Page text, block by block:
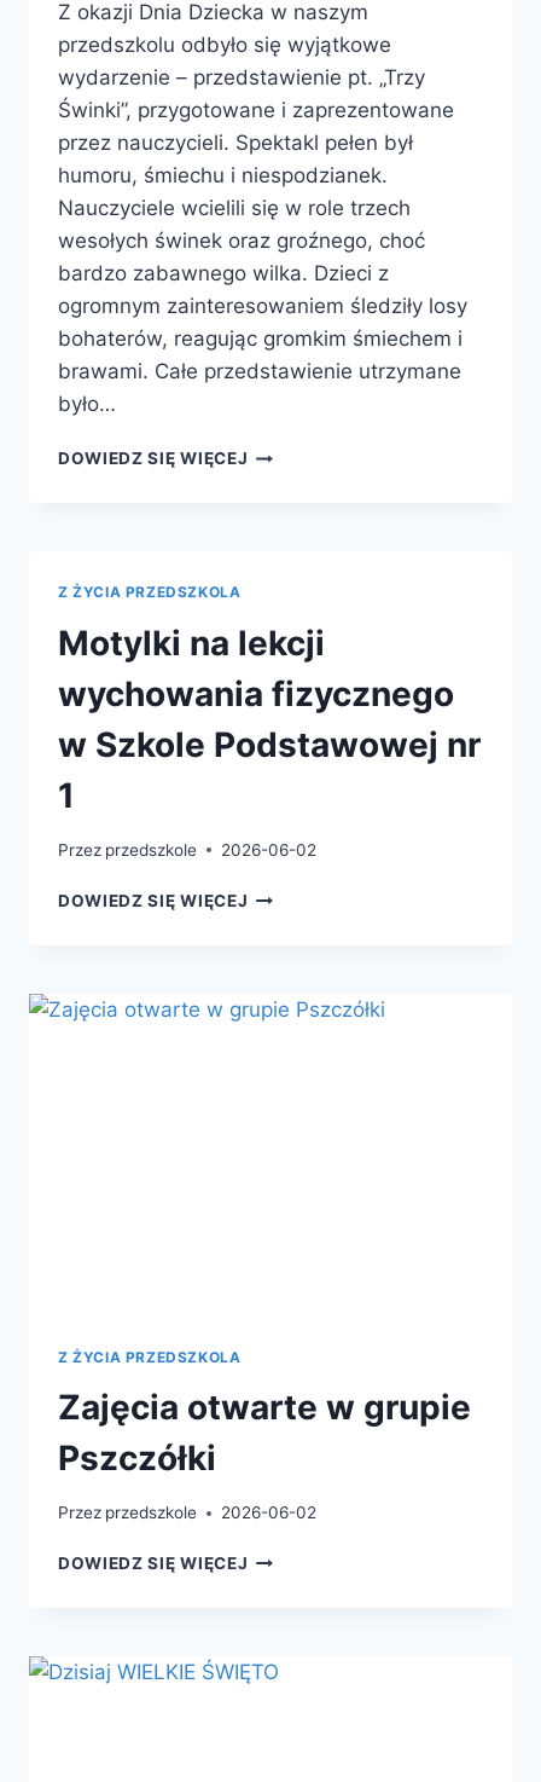
Z okazji Dnia Dziecka w naszym
przedszkolu odbyło się wyjątkowe
wydarzenie – przedstawienie pt. „Trzy
Świnki”, przygotowane i zaprezentowane
przez nauczycieli. Spektakl pełen był
humoru, śmiechu i niespodzianek.
Nauczyciele wcielili się w role trzech
wesołych świnek oraz groźnego, choć
bardzo zabawnego wilka. Dzieci z
ogromnym zainteresowaniem śledziły losy
bohaterów, reagując gromkim śmiechem i
brawami. Całe przedstawienie utrzymane
było…
DOWIEDZ SIĘ WIĘCEJ
Z ŻYCIA PRZEDSZKOLA
Motylki na lekcji
wychowania fizycznego
w Szkole Podstawowej nr
1
Przez przedszkole 2026-06-02
DOWIEDZ SIĘ WIĘCEJ
Z ŻYCIA PRZEDSZKOLA
Zajęcia otwarte w grupie
Pszczółki
Przez przedszkole 2026-06-02
DOWIEDZ SIĘ WIĘCEJ